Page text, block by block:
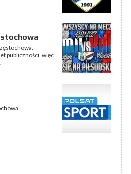
publiczności, więc